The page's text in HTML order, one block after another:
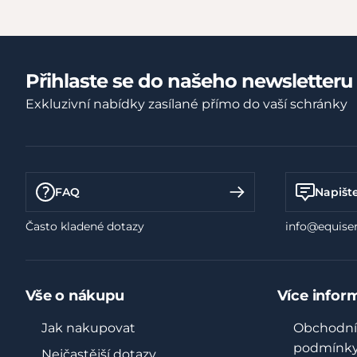
Přihlaste se do našeho newsletteru
Exkluzivní nabídky zasílané přímo do vaší schránky
FAQ
Často kladené dotazy
Vše o nákupu
Jak nakupovat
Více
Obchodní